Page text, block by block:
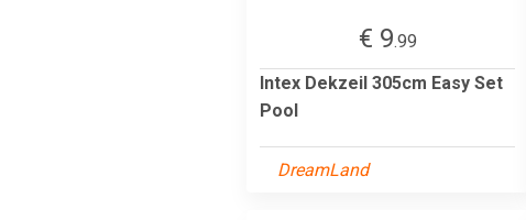
€ 9.99
Intex Dekzeil 305cm Easy Set
Pool
DreamLand